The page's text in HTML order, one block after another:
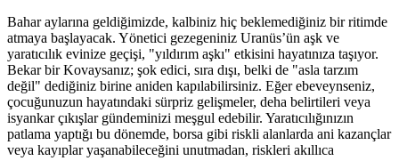
Bahar aylarına geldiğimizde, kalbiniz hiç beklemediğiniz bir ritimde
atmaya başlayacak. Yönetici gezegeniniz Uranüs’ün aşk ve
yaratıcılık evinize geçişi, "yıldırım aşkı" etkisini hayatınıza taşıyor.
Bekar bir Kovaysanız; şok edici, sıra dışı, belki de "asla tarzım
değil" dediğiniz birine aniden kapılabilirsiniz. Eğer ebeveynseniz,
çocuğunuzun hayatındaki sürpriz gelişmeler, deha belirtileri veya
isyankar çıkışlar gündeminizi meşgul edebilir. Yaratıcılığınızın
patlama yaptığı bu dönemde, borsa gibi riskli alanlarda ani kazançlar
veya kayıplar yaşanabileceğini unutmadan, riskleri akıllıca